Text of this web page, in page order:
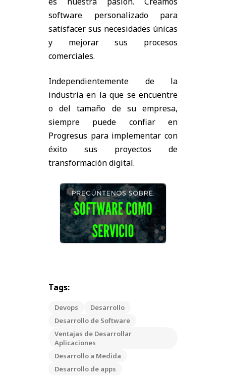
software personalizado para
satisfacer sus necesidades únicas
y mejorar sus procesos
comerciales.
Independientemente de la
industria en la que se encuentre
o del tamaño de su empresa,
siempre puede confiar en
Progresus para implementar con
éxito sus proyectos de
transformación digital.
Tags:
Devops
Desarrollo
Desarrollo de Software
Ventajas de Desarrollar
Aplicaciones
Desarrollo a Medida
Desarrollo de apps